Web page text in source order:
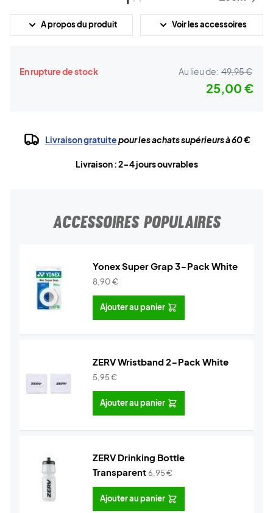
A propos du produit Voir les accessoires
En rupture de stock Au lieu de: 49,95 €
25,00 €
Livraison gratuitepour les achats supérieurs à 60 €
Livraison : 2-4 jours ouvrables
ACCESSOIRES POPULAIRES
Yonex Super Grap 3-Pack White
8,90€
Ajouter au panier
ZERV Wristband 2-Pack White
5,95€
Ajouter au panier
ZERV Drinking Bottle
Transparent6,95€
Ajouter au panier